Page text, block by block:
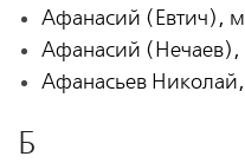
Афанасий (Евтич),
Афанасий (Нечаев),
Афанасьев Николай,
Б